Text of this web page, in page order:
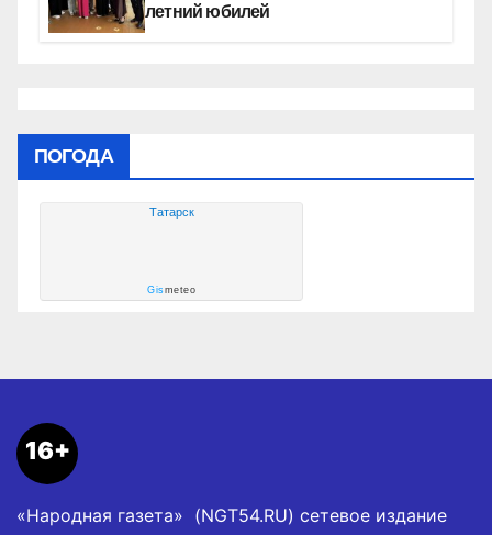
летний юбилей
ПОГОДА
Татарск
Gismeteo
16+
«Народная газета» (NGT54.RU) сетевое издание